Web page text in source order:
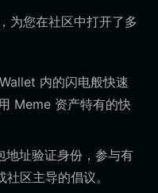
为您在社区中打开了多
内的闪电般快速
Meme 资产特有的快
地址验证身份，参与有
区主导的倡议。